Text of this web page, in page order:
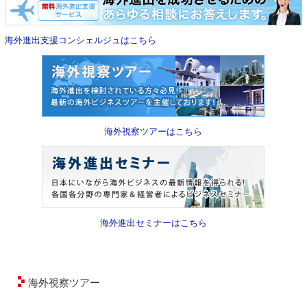
海外進出支援コンシェルジュはこちら
海外視察ツアーはこちら
海外進出セミナーはこちら
海外視察ツアー